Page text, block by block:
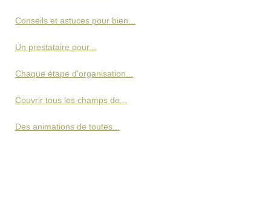
Conseils et astuces pour bien...
Un prestataire pour...
Chaque étape d'organisation...
Couvrir tous les champs de...
Des animations de toutes...